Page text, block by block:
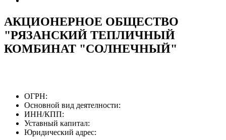
АКЦИОНЕРНОЕ ОБЩЕСТВО
"РЯЗАНСКИЙ ТЕПЛИЧНЫЙ
КОМБИНАТ "СОЛНЕЧНЫЙ"
ОГРН:
Основной вид деятелности:
ИНН/КПП:
Уставный капитал:
Юридический адрес: